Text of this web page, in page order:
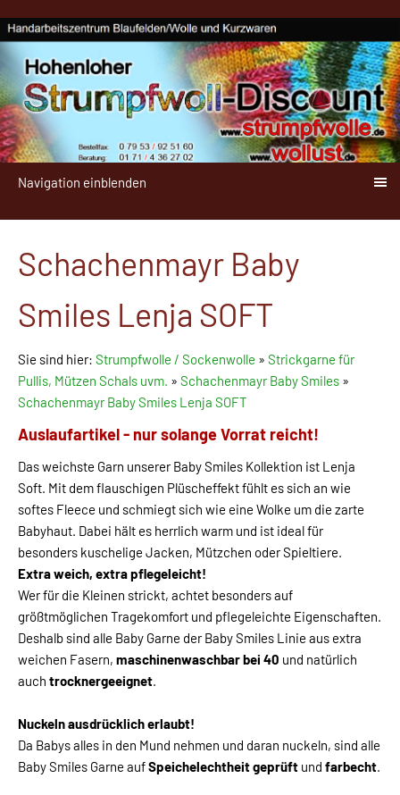
Navigation einblenden
Schachenmayr Baby
Smiles Lenja SOFT
Sie sind hier: Strumpfwolle / Sockenwolle » Strickgarne für
Pullis, Mützen Schals uvm. » Schachenmayr Baby Smiles »
Schachenmayr Baby Smiles Lenja SOFT
Auslaufartikel - nur solange Vorrat reicht!
Das weichste Garn unserer Baby Smiles Kollektion ist Lenja
Soft. Mit dem flauschigen Plüscheffekt fühlt es sich an wie
softes Fleece und schmiegt sich wie eine Wolke um die zarte
Babyhaut. Dabei hält es herrlich warm und ist ideal für
besonders kuschelige Jacken, Mützchen oder Spieltiere.
Extra weich, extra pflegeleicht!
Wer für die Kleinen strickt, achtet besonders auf
größtmöglichen Tragekomfort und pflegeleichte Eigenschaften.
Deshalb sind alle Baby Garne der Baby Smiles Linie aus extra
weichen Fasern, maschinenwaschbar bei 40 und natürlich
auch trocknergeeignet.
Nuckeln ausdrücklich erlaubt!
Da Babys alles in den Mund nehmen und daran nuckeln, sind alle
Baby Smiles Garne aufSpeichelechtheit geprüft und farbecht.